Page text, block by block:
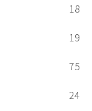
18
19
75
24